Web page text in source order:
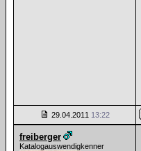
29.04.2011 13:22
freiberger
Katalogauswendigkenner